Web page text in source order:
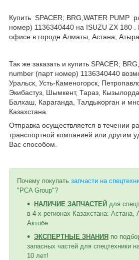
Купить SPACER; BRG,WATER PUMP
номер) 1136340440 на ISUZU ZX 180 .
офисе в городе Алматы, Астана,
Так же заказать и купить SPACER;
number (парт номер) 1136340440
Уральск, Усть-Каменогорск,
Экибастуз, Шымкент, Тараз,
Балхаш, Караганда, Талдыкорган и
Казахстана.
Отправка осуществляется в течении
транспортной компанией или другим
Вас способом
Почему покупать запчасти на
"PCA Group"?
НАЛИЧИЕ ЗАПЧАСТЕЙ для
в 4-х регионах Казахстана:
Актобе
ЭКСПЕРТНЫЕ ЗНАНИЯ по
запасных частей для спецтехники
10 лет!